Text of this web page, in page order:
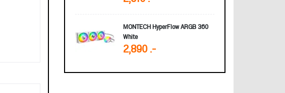
MONTECH HyperFlow ARGB 360
White
2,890 .-